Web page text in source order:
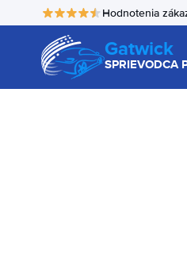
Hodnotenia
Gatwick
SPRIEVODCA